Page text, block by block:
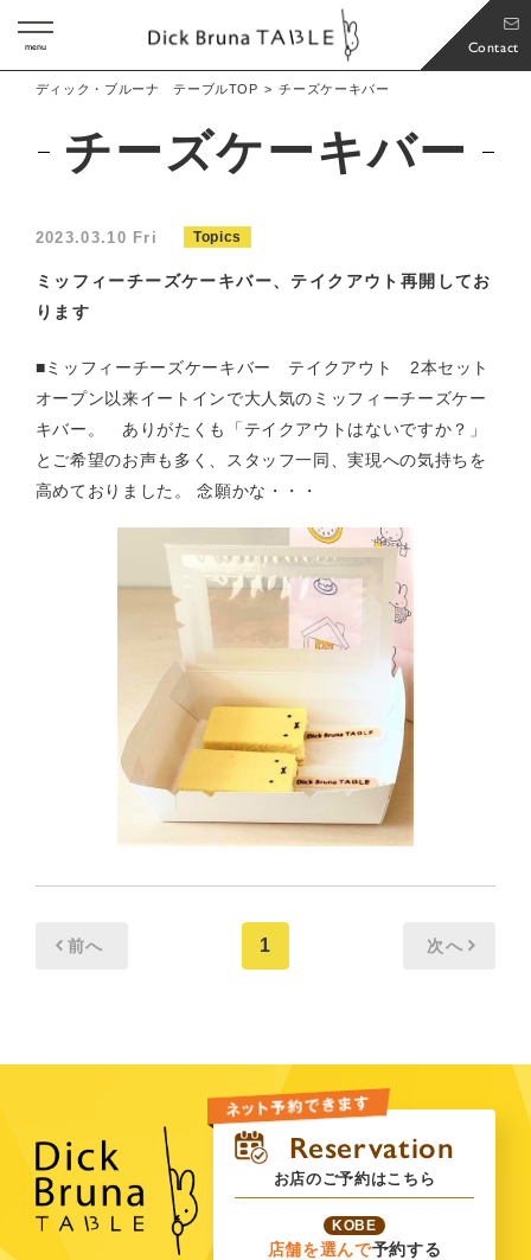
Contact
menu
ディック・ブルーナ テーブルTOP チーズケーキバー
チーズケーキバー
2023.03.10 Fri Topics
ミッフィーチーズケーキバー、テイクアウト再開してお
ります
■ミッフィーチーズケーキバー テイクアウト 2本セット
オープン以来イートインで大人気のミッフィーチーズケー
キバー。 ありがたくも「テイクアウトはないですか？」
とご希望のお声も多く、スタッフ一同、実現への気持ちを
高めておりました。 念願かな・・・
前へ 1 次へ
お店のご予約はこちら
KOBE
店舗を選んで予約する